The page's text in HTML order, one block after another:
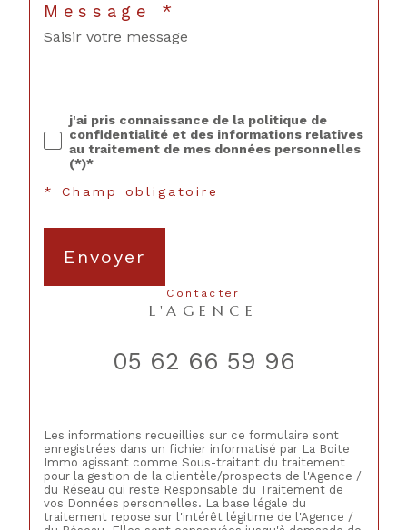
Message *
j'ai pris connaissance de la politique de
confidentialité et des informations relatives
au traitement de mes données personnelles
(*)*
* Champ obligatoire
Envoyer
contacter
L'AGENCE
05 62 66 59 96
Les informations recueillies sur ce formulaire sont
enregistrées dans un fichier informatisé par La Boite
Immo agissant comme Sous-traitant du traitement
pour la gestion de la clientèle/prospects de l'Agence /
du Réseau qui reste Responsable du Traitement de
vos Données personnelles. La base légale du
traitement repose sur l'intérêt légitime de l'Agence /